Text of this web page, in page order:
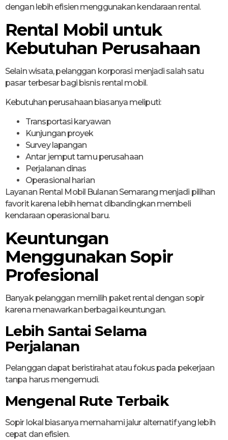
dengan lebih efisien menggunakan kendaraan rental.
Rental Mobil untuk
Kebutuhan Perusahaan
Selain wisata, pelanggan korporasi menjadi salah satu
pasar terbesar bagi bisnis rental mobil.
Kebutuhan perusahaan biasanya meliputi:
Transportasi karyawan
Kunjungan proyek
Survey lapangan
Antar jemput tamu perusahaan
Perjalanan dinas
Operasional harian
Layanan Rental Mobil Bulanan Semarang menjadi pilihan
favorit karena lebih hemat dibandingkan membeli
kendaraan operasional baru.
Keuntungan
Menggunakan Sopir
Profesional
Banyak pelanggan memilih paket rental dengan sopir
karena menawarkan berbagai keuntungan.
Lebih Santai Selama
Perjalanan
Pelanggan dapat beristirahat atau fokus pada pekerjaan
tanpa harus mengemudi.
Mengenal Rute Terbaik
Sopir lokal biasanya memahami jalur alternatif yang lebih
cepat dan efisien.